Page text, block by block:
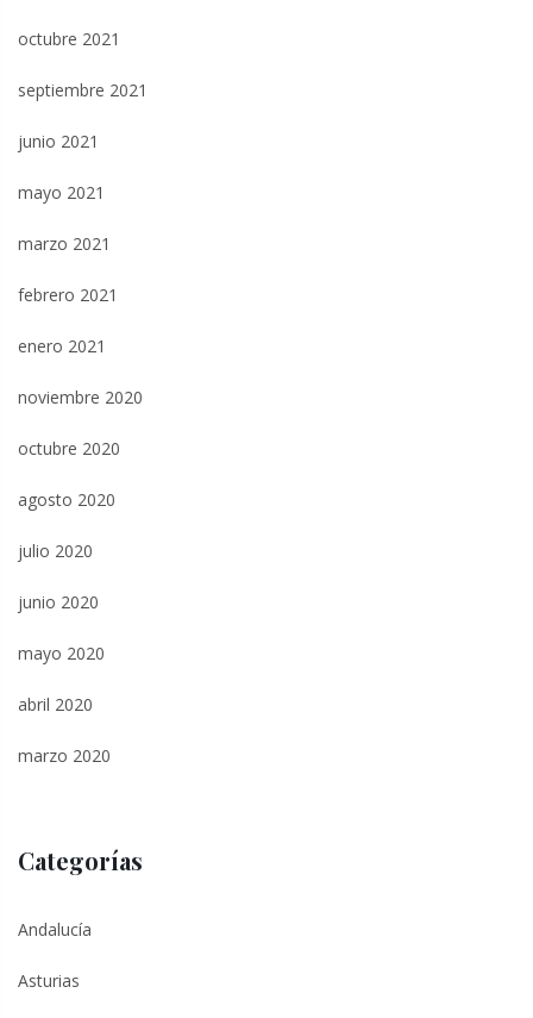
octubre 2021
septiembre 2021
junio 2021
mayo 2021
marzo 2021
febrero 2021
enero 2021
noviembre 2020
octubre 2020
agosto 2020
julio 2020
junio 2020
mayo 2020
abril 2020
marzo 2020
Categorías
Andalucía
Asturias